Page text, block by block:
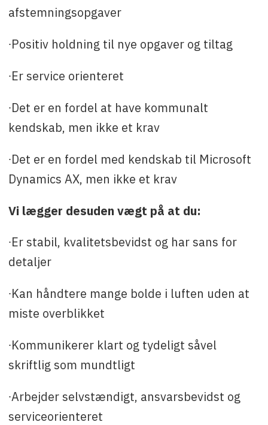
afstemningsopgaver
∙Positiv holdning til nye opgaver og tiltag
∙Er service orienteret
∙Det er en fordel at have kommunalt
kendskab, men ikke et krav
∙Det er en fordel med kendskab til Microsoft
Dynamics AX, men ikke et krav
Vi lægger desuden vægt på at du:
∙Er stabil, kvalitetsbevidst og har sans for
detaljer
∙Kan håndtere mange bolde i luften uden at
miste overblikket
∙Kommunikerer klart og tydeligt såvel
skriftlig som mundtligt
∙Arbejder selvstændigt, ansvarsbevidst og
serviceorienteret